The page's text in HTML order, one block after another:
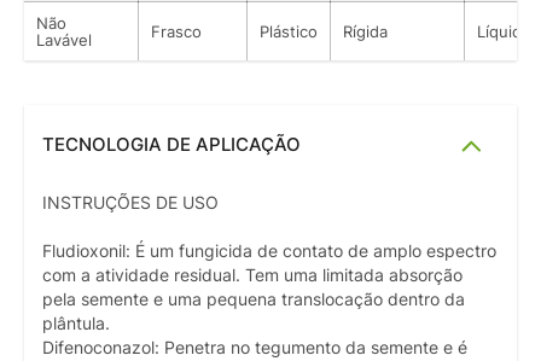
Não
Lavável
Frasco Plástico Rígida Líquido
TECNOLOGIA DE APLICAÇÃO
INSTRUÇÕES DE USO
Fludioxonil: É um fungicida de contato de amplo espectro
com a atividade residual. Tem uma limitada absorção
pela semente e uma pequena translocação dentro da
plântula.
Difenoconazol: Penetra no tegumento da semente e é